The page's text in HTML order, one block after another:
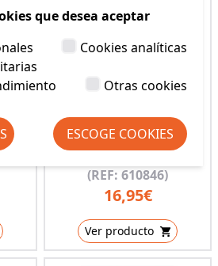
SET MINAS TIZA PRYM
(REF: 610846)
16,95€
Ver producto
que desea aceptar
Cookies analíticas
Otras cookies
ESCOGE COOKIES